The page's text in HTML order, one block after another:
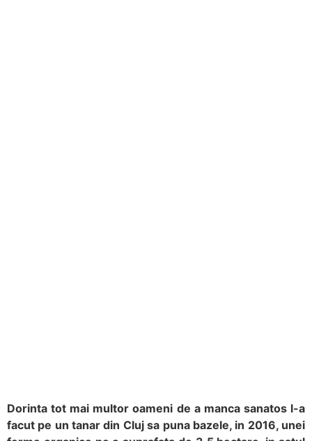
Dorinta tot mai multor oameni de a manca sanatos l-a
facut pe un tanar din Cluj sa puna bazele, in 2016, unei